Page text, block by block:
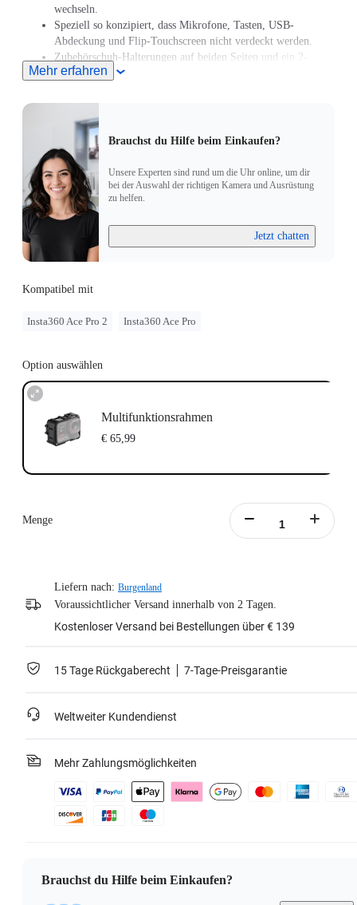
wechseln.
Speziell so konzipiert, dass Mikrofone, Tasten, USB-
Abdeckung und Flip-Touchscreen nicht verdeckt werden.
Zubehörschuh-Halterungen auf beiden Seiten und ein 2-
Zinken-Adapter zum Anbringen von externem Zubehör.
Mehr erfahren
Brauchst du Hilfe beim Einkaufen?
Unsere Experten sind rund um die Uhr online, um dir
bei der Auswahl der richtigen Kamera und Ausrüstung
zu helfen.
Jetzt chatten
Kompatibel mit
Insta360 Ace Pro 2 Insta360 Ace Pro
Option auswählen
Multifunktionsrahmen
€ 65,99
Menge
Liefern nach: Burgenland
Voraussichtlicher Versand innerhalb von 2 Tagen.
Kostenloser Versand bei Bestellungen über € 139
15 Tage Rückgaberecht 7-Tage-Preisgarantie
Weltweiter Kundendienst
Mehr Zahlungsmöglichkeiten
Brauchst du Hilfe beim Einkaufen?